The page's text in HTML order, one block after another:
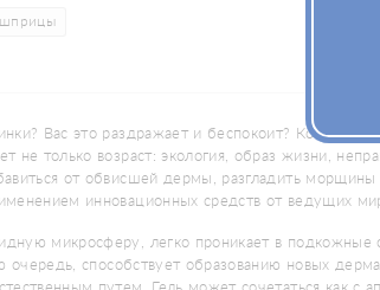
шприцы
Вас это раздражает и беспокоит? Конечно!
не только возраст: экология, образ жизни,
от обвисшей дермы, разгладить
инновационных средств от ведущих
микросферу, легко проникает в подкожные
очередь, способствует образованию новых